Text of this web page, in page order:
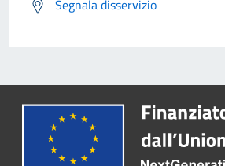
Segnala disservizio